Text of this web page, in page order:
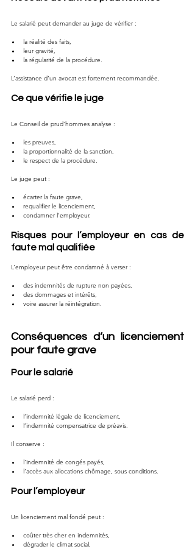
Le salarié peut demander au juge de vérifier :
la réalité des faits,
leur gravité,
la régularité de la procédure.
L’assistance d’un avocat est fortement recommandée.
Ce que vérifie le juge
Le Conseil de prud’hommes analyse :
les preuves,
la proportionnalité de la sanction,
le respect de la procédure.
Le juge peut :
écarter la faute grave,
requalifier le licenciement,
condamner l’employeur.
Risques pour l’employeur en cas de
faute mal qualifiée
L’employeur peut être condamné à verser :
des indemnités de rupture non payées,
des dommages et intérêts,
voire assurer la réintégration.
Conséquences d’un licenciement
pour faute grave
Pour le salarié
Le salarié perd :
l’indemnité légale de licenciement,
l’indemnité compensatrice de préavis.
Il conserve :
l’indemnité de congés payés,
l’accès aux allocations chômage, sous conditions.
Pour l’employeur
Un licenciement mal fondé peut :
coûter très cher en indemnités,
dégrader le climat social,